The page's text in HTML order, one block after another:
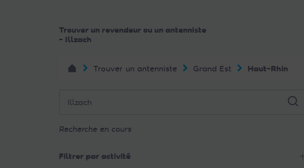
Trouver un revendeur ou un antenniste
- Illzach
Trouver un antenniste Grand Est Haut-Rhin
Recherche en cours
Filtrer par activité